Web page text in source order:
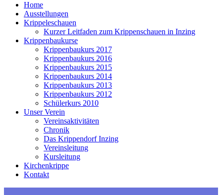
Home
Ausstellungen
Krippeleschauen
Kurzer Leitfaden zum Krippenschauen in Inzing
Krippenbaukurse
Krippenbaukurs 2017
Krippenbaukurs 2016
Krippenbaukurs 2015
Krippenbaukurs 2014
Krippenbaukurs 2013
Krippenbaukurs 2012
Schülerkurs 2010
Unser Verein
Vereinsaktivitäten
Chronik
Das Krippendorf Inzing
Vereinsleitung
Kursleitung
Kirchenkrippe
Kontakt